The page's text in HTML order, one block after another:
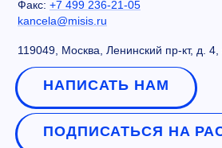
Факс: +7 499 236-21-05
kancela@misis.ru
119049, Москва, Ленинский пр-кт, д. 4,
НАПИСАТЬ НАМ
ПОДПИСАТЬСЯ НА